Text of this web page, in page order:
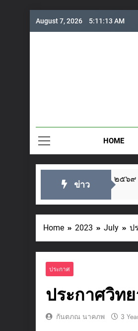
August 7, 2026 5:11:13 AM
HOME
ข่าว
ยู่หัว ๒๘ กรกฎาคม ๒๕๖๙
Home 2023 July ป
ประกาศ
ประกาศวิท
กันตภณ นาคภพ 3